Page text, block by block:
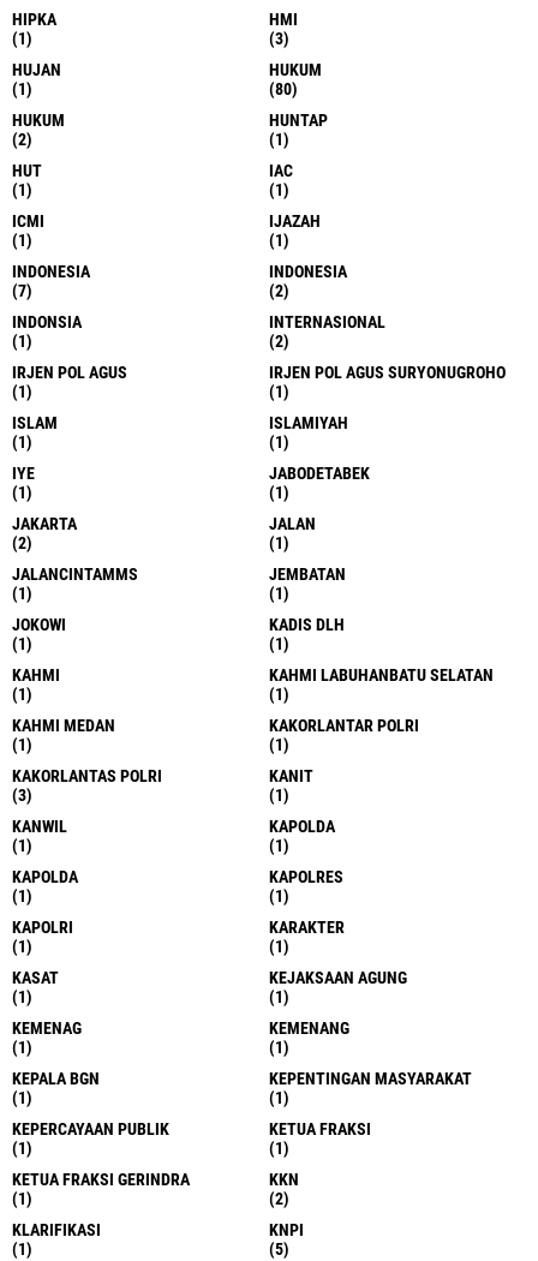
HIPKA
(1)
HMI
(3)
HUJAN
(1)
HUKUM
(80)
HUKUM
(2)
HUNTAP
(1)
HUT
(1)
IAC
(1)
ICMI
(1)
IJAZAH
(1)
INDONESIA
(7)
INDONESIA
(2)
INDONSIA
(1)
INTERNASIONAL
(2)
IRJEN POL AGUS
(1)
IRJEN POL AGUS SURYONUGROHO
(1)
ISLAM
(1)
ISLAMIYAH
(1)
IYE
(1)
JABODETABEK
(1)
JAKARTA
(2)
JALAN
(1)
JALANCINTAMMS
(1)
JEMBATAN
(1)
JOKOWI
(1)
KADIS DLH
(1)
KAHMI
(1)
KAHMI LABUHANBATU SELATAN
(1)
KAHMI MEDAN
(1)
KAKORLANTAR POLRI
(1)
KAKORLANTAS POLRI
(3)
KANIT
(1)
KANWIL
(1)
KAPOLDA
(1)
KAPOLDA
(1)
KAPOLRES
(1)
KAPOLRI
(1)
KARAKTER
(1)
KASAT
(1)
KEJAKSAAN AGUNG
(1)
KEMENAG
(1)
KEMENANG
(1)
KEPALA BGN
(1)
KEPENTINGAN MASYARAKAT
(1)
KEPERCAYAAN PUBLIK
(1)
KETUA FRAKSI
(1)
KETUA FRAKSI GERINDRA
(1)
KKN
(2)
KLARIFIKASI
(1)
KNPI
(5)